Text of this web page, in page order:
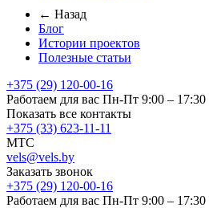
← Назад
Блог
Истории проектов
Полезные статьи
+375 (29) 120-00-16
Работаем для вас Пн-Пт 9:00 – 17:30
Показать все контакты
+375 (33) 623-11-11
MTC
vels@vels.by
Заказать звонок
+375 (29) 120-00-16
Работаем для вас Пн-Пт 9:00 – 17:30